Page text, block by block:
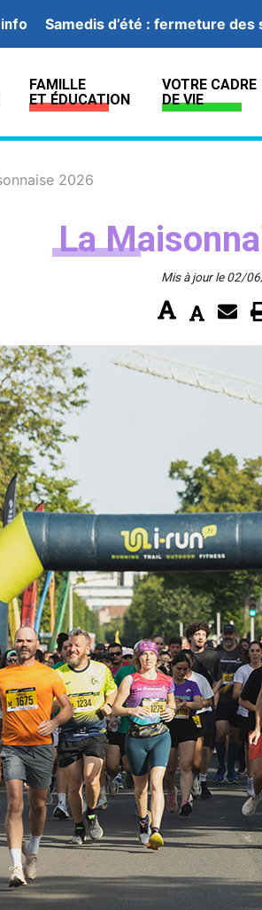
Samedis d’été : fermeture des
FAMILLE
ET ÉDUCATION
VOTRE CADRE
DE VIE
2026
La
Mis à jour le 02/